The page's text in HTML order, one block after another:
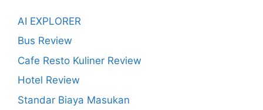
AI EXPLORER
Bus Review
Cafe Resto Kuliner Review
Hotel Review
Standar Biaya Masukan